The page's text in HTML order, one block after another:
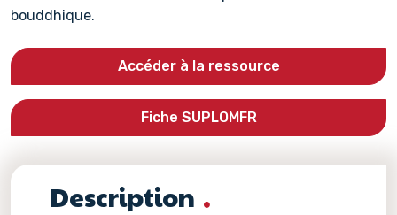
bouddhique.
Accéder à la ressource
Fiche SUPLOMFR
Description